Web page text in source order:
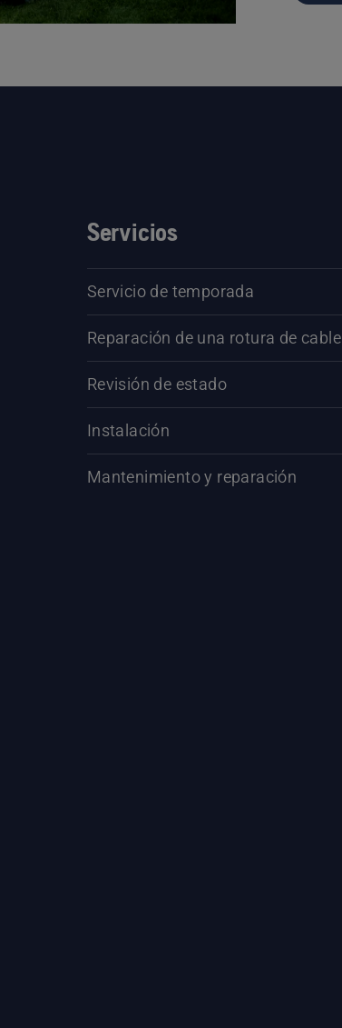
Servicios
Servicio de temporada
Reparación de una rotura de cable
Revisión de estado
Instalación
Mantenimiento y reparación